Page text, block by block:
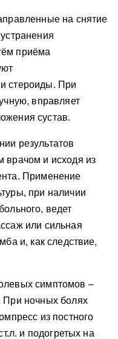
на снятие
приёма
стероиды. При
вправляет
сустав.
результатов
врачом и исходя из
Применение
при наличии
ведет
или сильная
и, как следствие,
симптомов –
При ночных болях
из постного
и подогретых на